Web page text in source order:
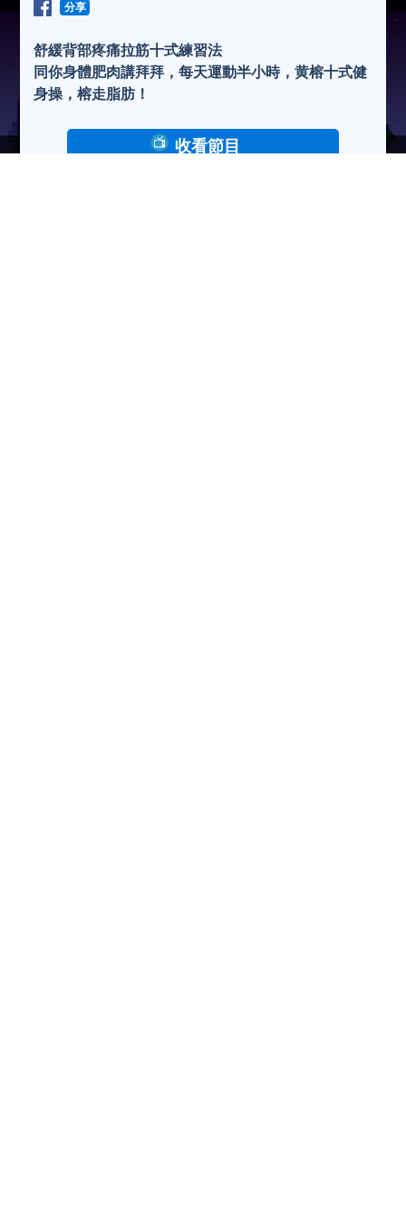
分享
舒緩背部疼痛拉筋十式練習法
同你身體肥肉講拜拜，每天運動半小時，黄榕十式健
身操，榕走脂肪！
收看節目